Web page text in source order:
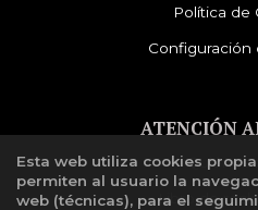
Política de
Configuración
ATENCIÓN
Quiénes
Libro de
Esta web utiliza cookies
permiten al usuario la
web (técnicas), para el